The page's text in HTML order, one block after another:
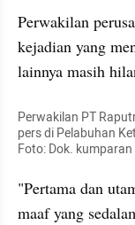
Perwakilan
kejadian yang
lainnya masih
Perwakilan PT
pers di Pelabuhan
Foto: Dok. kumparan
"Pertama dan
maaf yang